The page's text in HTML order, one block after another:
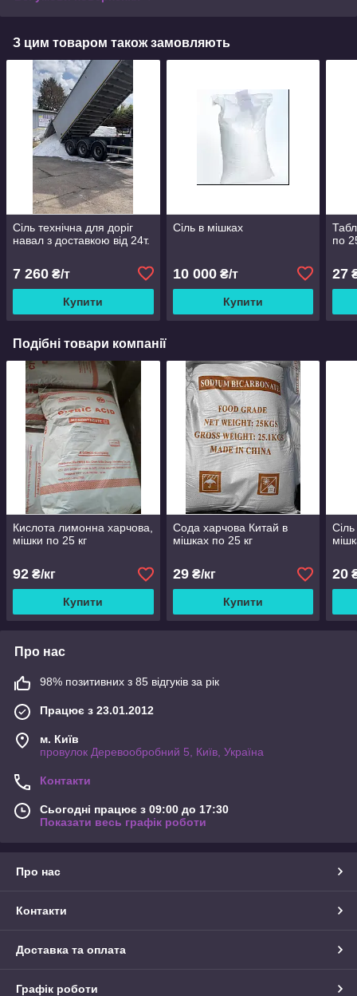
З цим товаром також замовляють
Сіль технічна для доріг
навал з доставкою від 24т.
7 260 ₴/т
Купити
Сіль в мішках
10 000₴/т
Купити
по
27
Подібні товари компанії
Кислота лимонна харчова,
мішки по 25 кг
92 ₴/кг
Купити
Сода харчова Китай в
мішках по 25 кг
29₴/кг
Купити
20
Про нас
98% позитивних з 85 відгуків за рік
Працює з 23.01.2012
м. Київ
провулок Деревообробний 5, Київ, Україна
Контакти
Сьогодні працює з 09:00 до 17:30
Показати весь графік роботи
Про нас
Контакти
Доставка та оплата
Графік роботи